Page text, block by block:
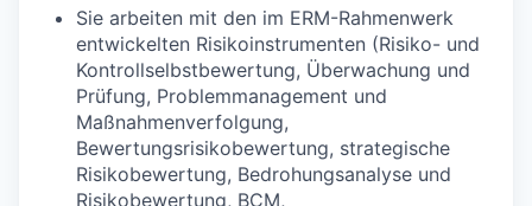
Sie arbeiten mit den im ERM-Rahmenwerk
entwickelten Risikoinstrumenten (Risiko- und
Kontrollselbstbewertung, Überwachung und
Prüfung, Problemmanagement und
Maßnahmenverfolgung,
Bewertungsrisikobewertung, strategische
Risikobewertung, Bedrohungsanalyse und
Risikobewertung, BCM,